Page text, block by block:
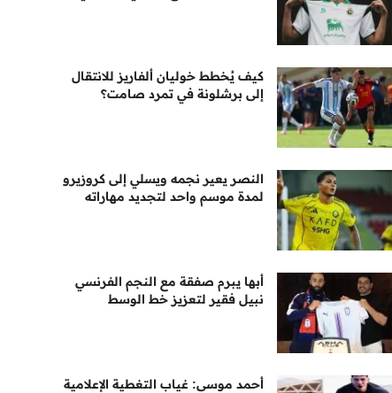
كيف يُخطط خوليان ألفاريز للانتقال
إلى برشلونة في تمرد صامت؟
النصر يعير نجمه ويسلي إلى كروزيرو
لمدة موسم واحد لتجديد مهاراته
أبها يبرم صفقة مع النجم الفرنسي
نبيل فقير لتعزيز خط الوسط
أحمد موسى: غياب التغطية الإعلامية